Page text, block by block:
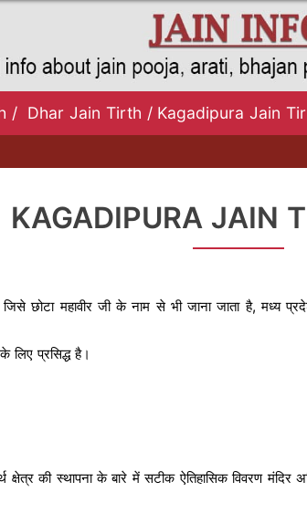
/ Dhar Jain Tirth / Kagadipura Jain
KAGADIPURA JAIN
जिसे छोटा महावीर जी के नाम से भी जाना जाता है,
प्रसिद्ध है।
की स्थापना के बारे में सटीक ऐतिहासिक विवरण मंदिर